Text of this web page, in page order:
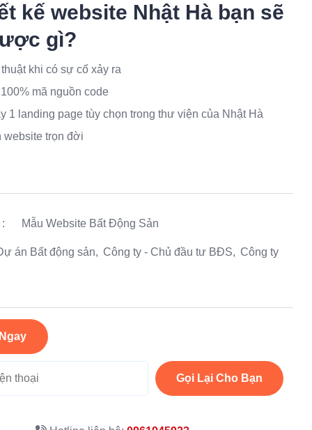
kế website Nhật Hà bạn sẽ
gì?
khi có sự cố xảy ra
mã nguồn code
1 landing page tùy chọn trong thư viện của Nhật Hà
website trọn đời
: Mẫu Website Bất Động Sản
án Bất động sản Công ty - Chủ đầu tư BĐS
Công ty
Gọi Lại Cho Bạn